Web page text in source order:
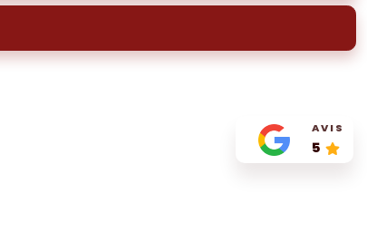
AVIS
5